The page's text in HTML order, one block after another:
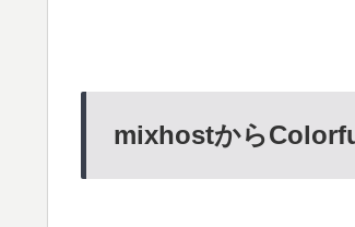
mixhostから